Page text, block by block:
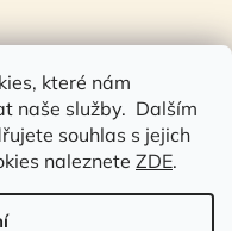
které nám
naše služby. Dalším
souhlas s jejich
naleznete ZDE.
bavit
ke zdraví a